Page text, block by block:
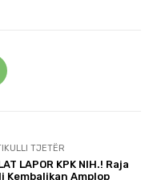
TJETËR
LAPOR KPK NIH.! Raja
Kembalikan Amplop